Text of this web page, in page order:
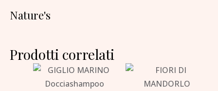
Nature's
Prodotti correlati